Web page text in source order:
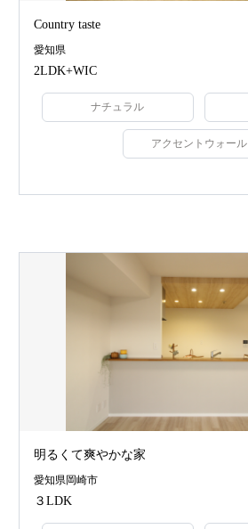
Country taste
愛知県
2LDK+WIC
ナチュラル
アクセントウォール
明るくて爽やかな家
愛知県岡崎市
３LDK